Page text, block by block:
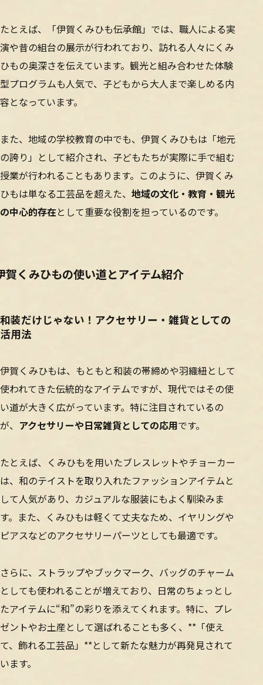
たとえば、「伊賀くみひも伝承館」では、職人による実
演や昔の組台の展示が行われており、訪れる人々にくみ
ひもの奥深さを伝えています。観光と組み合わせた体験
型プログラムも人気で、子どもから大人まで楽しめる内
容となっています。
また、地域の学校教育の中でも、伊賀くみひもは「地元
の誇り」として紹介され、子どもたちが実際に手で組む
授業が行われることもあります。このように、伊賀くみ
ひもは単なる工芸品を超えた、 地域の文化・教育・観光
の中心的存在として重要な役割を担っているのです。
賀くみひもの使い道とアイテム紹介
和装だけじゃない！アクセサリー・雑貨としての
活用法
伊賀くみひもは、もともと和装の帯締めや羽織紐として
使われてきた伝統的なアイテムですが、現代ではその使
い道が大きく広がっています。特に注目されているの
が、 アクセサリーや日常雑貨としての応用です。
たとえば、くみひもを用いたブレスレットやチョーカー
は、和のテイストを取り入れたファッションアイテムと
して人気があり、カジュアルな服装にもよく馴染みま
す。また、くみひもは軽くて丈夫なため、イヤリングや
ピアスなどのアクセサリーパーツとしても最適です。
さらに、ストラップやブックマーク、バッグのチャーム
としても使われることが増えており、日常のちょっとし
たアイテムに“和”の彩りを添えてくれます。特に、プレ
ゼントやお土産として選ばれることも多く、**「使え
て、飾れる工芸品」**として新たな魅力が再発見されて
います。